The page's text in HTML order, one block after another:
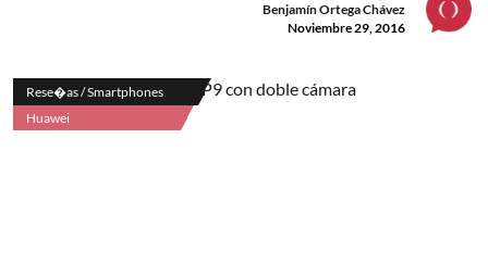
Benjamín Ortega Chávez
Noviembre 29, 2016
Rese�as / Smartphones
Huawei